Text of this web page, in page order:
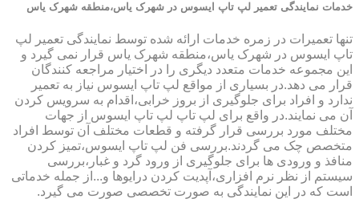
خدمات نمایندگی تعمیر لپ تاپ ایسوس در شهرک یاس،منطقه شهرک یاس
تنها تعمیرات در زمره خدمات ارائه شده توسط نمایندگی تعمیر لپ
تاپ ایسوس در شهرک یاس،منطقه شهرک یاس قرار نمی گیرد و
این مجموعه خدمات متعدد دیگری را در اختیار مراجعه کنندگان
قرار می دهد.در بسیاری از مواقع لپ تاپ ایسوس نیاز به تعمیر
ندارد و افراد برای جلوگیری از بروز خرابی،اقدام به سرویس کردن
آن می نمایند.در واقع برای لپ تاپ لپ تاپ ایسوس از جهات
مختلف مورد بررسی قرار گرفته و قطعات مختلف آن توسط افراد
متخصص چک می گردند.بررسی فن لپ تاپ ایسوس،تمیز کردن
منافذ و ورودی ها برای جلوگیری از ورود گرد و غبار،بررسی
سیستم از نظر نرم افزاری،آپدیت کردن درایوها و...از جمله خدماتی
است که در این نمایندگی به صورت تخصصی صورت می گیرد.